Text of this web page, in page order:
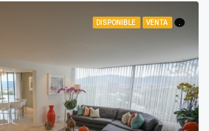
DISPONIBLE VENTA